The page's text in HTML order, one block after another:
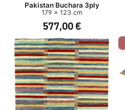
Pakistan Buchara 3ply
179 x 123 cm
577,00 €